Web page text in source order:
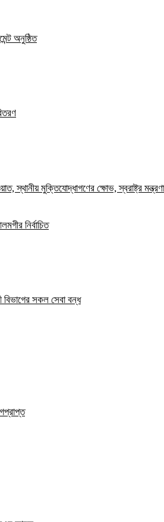
অনুষ্ঠিত
স্থানীয় মুক্তিযোদ্ধাগণের ক্ষোভ, স্বরাষ্ট্র
নির্বাচিত
সকল সেবা বন্ধ